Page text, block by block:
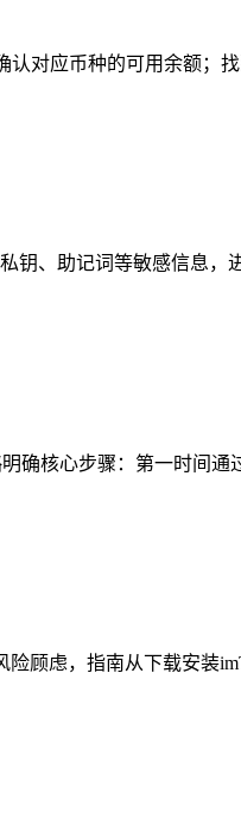
对应币种的可用余额；
钥、助记词等敏感信息，
确核心步骤：第一时间通
顾虑，指南从下载安装